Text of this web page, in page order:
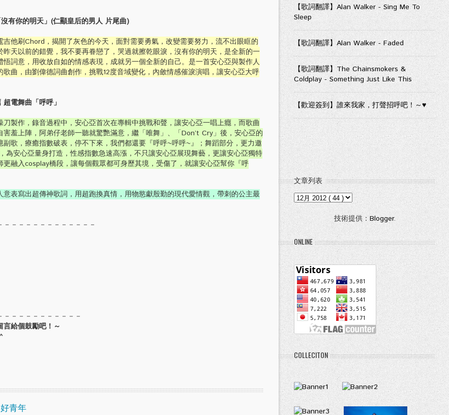
有你的明天」(仁顯皇后的男人 片尾曲)
他刷Chord，揭開了灰色的今天，面對需要勇氣，改變需要努力，流不出眼眶的
天以前的錯覺，我不要再眷戀了，哭過就擦乾眼淚，沒有你的明天，是全新的一
詞意，用收放自如的情感表現，成就另一個全新的自己。是一首安心亞與製作人
曲，由劉偉德詞曲創作，挑戰12度音域變化，內斂情感催淚演唱，讓安心亞大呼
電舞曲「呼呼」
刀製作，錄音過程中，安心亞首次在專輯中挑戰和聲，讓安心亞一唱上癮，而歌曲
羞上陣，阿弟仔老師一聽就驚艷滿意，繼「唯舞」、「Don’t Cry」後，安心亞的
副歌，療癒指數破表，停不下來，我們都還要『呼呼~呼呼~』；舞蹈部分，更力邀
為安心亞量身打造，性感指數急速高漲，不只讓安心亞展現舞藝，更讓安心亞獨特
融入cosplay橋段，讓每個觀眾都可身歷其境，受傷了，就讓安心亞幫你『呼
意表寫出超傳神歌詞，用超跑換真情，用物慾獻殷勤的現代愛情觀，帶刺的公主最
－－－－－－－－－－－－
－－－－－－－－－－
給個鼓勵吧！～
好青年
【歌詞翻譯】Alan Walker - Sing Me To
Sleep
【歌詞翻譯】Alan Walker - Faded
【歌詞翻譯】The Chainsmokers &
Coldplay - Something Just Like This
【歡迎簽到】誰來我家，打聲招呼吧！～♥
文章列表
技術提供：Blogger.
ONLINE
COLLECITON